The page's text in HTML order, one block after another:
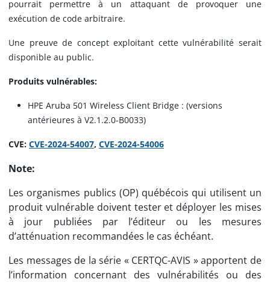
pourrait permettre à un attaquant de provoquer une
exécution de code arbitraire.
Une preuve de concept exploitant cette vulnérabilité serait
disponible au public.
Produits vulnérables:
HPE Aruba 501 Wireless Client Bridge : (versions
antérieures à V2.1.2.0-B0033)
CVE: CVE-2024-54007, CVE-2024-54006
Note:
Les organismes publics (OP) québécois qui utilisent un
produit vulnérable doivent tester et déployer les mises
à jour publiées par l’éditeur ou les mesures
d’atténuation recommandées le cas échéant.
Les messages de la série « CERTQC-AVIS » apportent de
l’information concernant des vulnérabilités ou des